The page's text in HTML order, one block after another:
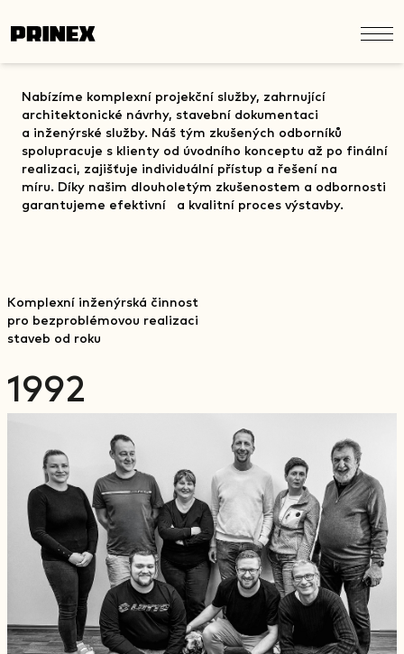
Nabízíme komplexní projekční služby, zahrnující
architektonické návrhy, stavební dokumentaci
a inženýrské služby. Náš tým zkušených odborníků
spolupracuje s klienty od úvodního konceptu až po finální
realizaci, zajišťuje individuální přístup a řešení na
míru. Díky našim dlouholetým zkušenostem a odbornosti
garantujeme efektivní a kvalitní proces výstavby.​
Komplexní inženýrská činnost
pro bezproblémovou realizaci
staveb od roku
1992